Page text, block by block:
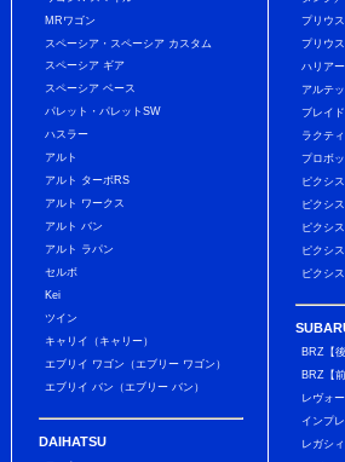
MRワゴン
スペーシア・スペーシア カスタム
スペーシア ギア
スペーシア ベース
パレット・パレットSW
ハスラー
アルト
アルト ターボRS
アルト ワークス
アルト バン
アルト ラパン
セルボ
Kei
ツイン
キャリイ（キャリー）
エブリイ ワゴン（エブリー ワゴン）
エブリイ バン（エブリー バン）
DAIHATSU
プリウス
プリウ
ハリアー
アルテ
ブレイド
ラクテ
プロボ
ピクシ
ピクシ
ピクシ
ピクシ
ピクシ
BRZ【
BRZ【
レヴォ
インプ
レガシ